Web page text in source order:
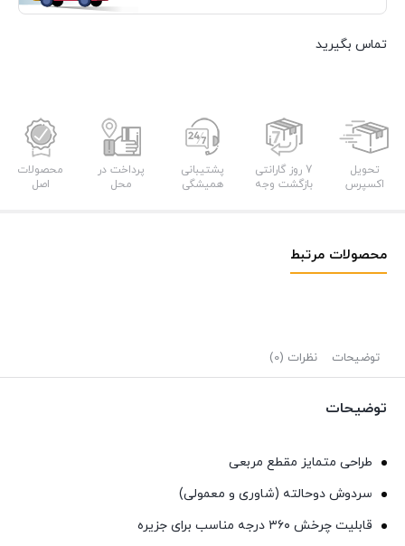
تماس بگیرید
تحویل
اکسپرس
7 روز گارانتی
بازگشت وجه
پشتیبانی
همیشگی
پرداخت در
محل
محصولات
اصل
محصولات مرتبط
توضیحات نظرات (0)
توضیحات
طراحی متمایز مقطع مربعی
سردوش دوحالته (شاوری و معمولی)
قابلیت چرخش ۳۶۰ درجه مناسب برای جزیره